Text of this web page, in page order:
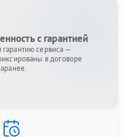
с гарантией
сервиса —
в договоре